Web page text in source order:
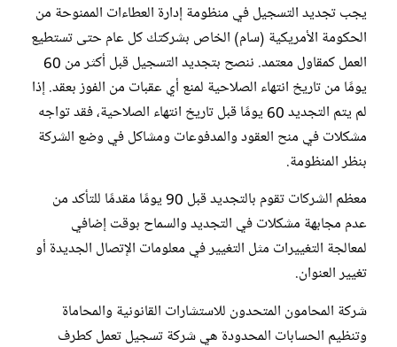
يجب تجديد التسجيل في منظومة إدارة العطاءات الممنوحة من
الحكومة الأمريكية (سام) الخاص بشركتك كل عام حتى تستطيع
العمل كمقاول معتمد. ننصح بتجديد التسجيل قبل أكثر من 60
يومًا من تاريخ انتهاء الصلاحية لمنع أي عقبات من الفوز بعقد. إذا
لم يتم التجديد 60 يومًا قبل تاريخ انتهاء الصلاحية، فقد تواجه
مشكلات في منح العقود والمدفوعات ومشاكل في وضع الشركة
بنظر المنظومة.
معظم الشركات تقوم بالتجديد قبل 90 يومًا مقدمًا للتأكد من
عدم مجابهة مشكلات في التجديد والسماح بوقت إضافي
لمعالجة التغييرات مثل التغيير في معلومات الإتصال الجديدة أو
تغيير العنوان.
شركة المحامون المتحدون للاستشارات القانونية والمحاماة
وتنظيم الحسابات المحدودة هي شركة تسجيل تعمل كطرف